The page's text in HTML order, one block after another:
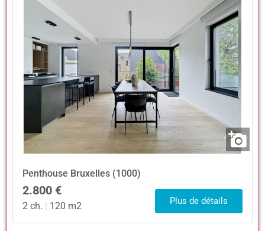
Penthouse Bruxelles (1000)
2.800 €
2 ch. | 120 m2 Plus de détails